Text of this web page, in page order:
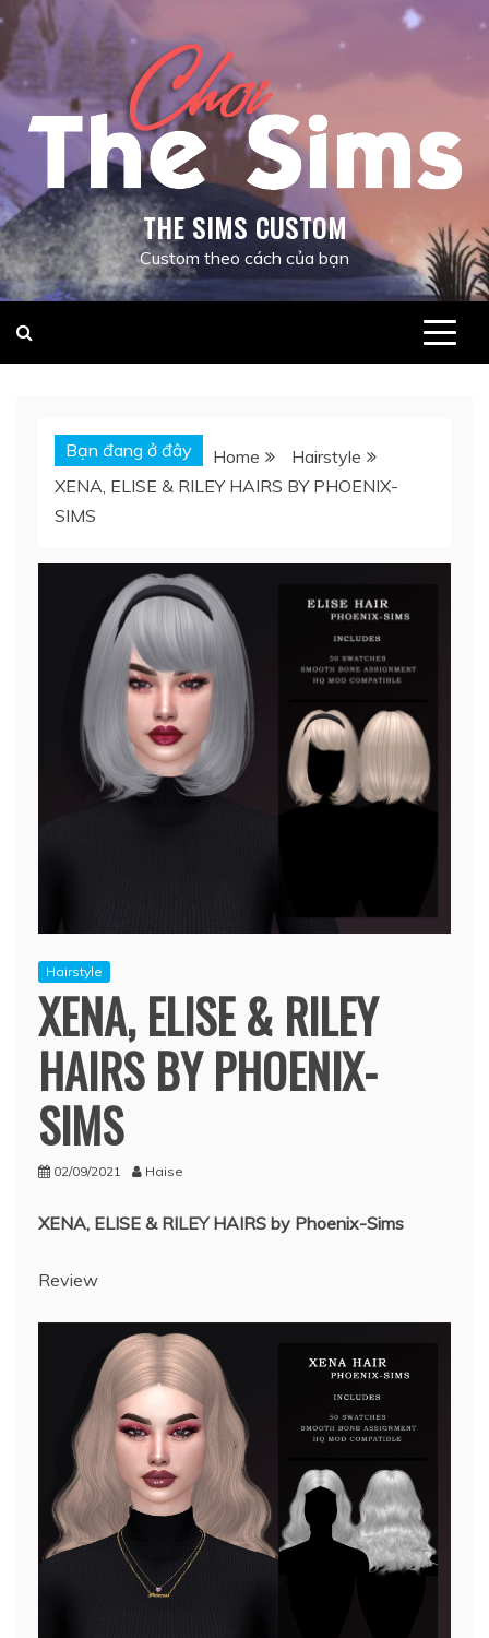
Skip
to
content
THE SIMS CUSTOM
Custom theo cách của bạn
Bạn đang ở đây Home
Hairstyle
XENA, ELISE & RILEY HAIRS BY PHOENIX-
SIMS
Hairstyle
XENA, ELISE & RILEY
HAIRS BY PHOENIX-
SIMS
02/09/2021 Haise
XENA, ELISE & RILEY HAIRS by Phoenix-Sims
Review